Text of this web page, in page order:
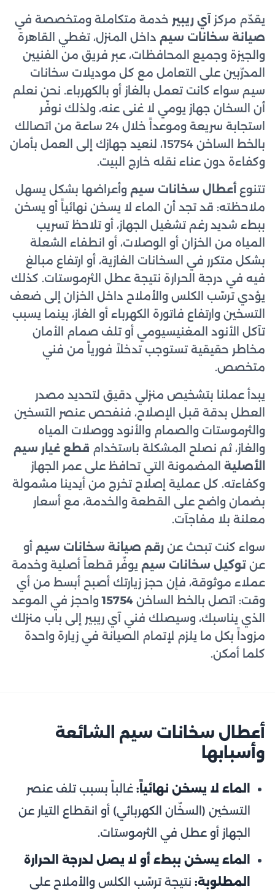
يقدّم مركز آي ريبير خدمة متكاملة ومتخصصة في
صيانة سخانات سيم داخل المنزل، تغطي القاهرة
والجيزة وجميع المحافظات، عبر فريق من الفنيين
المدرّبين على التعامل مع كل موديلات سخانات
سيم سواء كانت تعمل بالغاز أو بالكهرباء. نحن نعلم
أن السخان جهاز يومي لا غنى عنه، ولذلك نوفّر
استجابة سريعة وموعداً خلال 24 ساعة من اتصالك
بالخط الساخن 15754، لنعيد جهازك إلى العمل بأمان
وكفاءة دون عناء نقله خارج البيت.
تتنوع أعطال سخانات سيم وأعراضها بشكل يسهل
ملاحظته: قد تجد أن الماء لا يسخن نهائياً أو يسخن
ببطء شديد رغم تشغيل الجهاز، أو تلاحظ تسريب
المياه من الخزان أو الوصلات، أو انطفاء الشعلة
بشكل متكرر في السخانات الغازية، أو ارتفاع مبالغ
فيه في درجة الحرارة نتيجة عطل الثرموستات. كذلك
يؤدي ترسّب الكلس والأملاح داخل الخزان إلى ضعف
التسخين وارتفاع فاتورة الكهرباء أو الغاز، بينما يسبب
تآكل الأنود المغنيسيومي أو تلف صمام الأمان
مخاطر حقيقية تستوجب تدخلاً فورياً من فني
متخصص.
يبدأ عملنا بتشخيص منزلي دقيق لتحديد مصدر
العطل بدقة قبل الإصلاح، فنفحص عنصر التسخين
والثرموستات والصمام والأنود ووصلات المياه
والغاز، ثم نصلح المشكلة باستخدام قطع غيار سيم
الأصلية المضمونة التي تحافظ على عمر الجهاز
وكفاءته. كل عملية إصلاح تخرج من أيدينا مشمولة
بضمان واضح على القطعة والخدمة، مع أسعار
معلنة بلا مفاجآت.
سواء كنت تبحث عن رقم صيانة سخانات سيم أو
عن توكيل سخانات سيم يوفّر قطعاً أصلية وخدمة
عملاء موثوقة، فإن حجز زيارتك أصبح أبسط من أي
وقت: اتصل بالخط الساخن 15754واحجز في الموعد
الذي يناسبك، وسيصلك فني آي ريبير إلى باب منزلك
مزوداً بكل ما يلزم لإتمام الصيانة في زيارة واحدة
كلما أمكن.
أعطال سخانات سيم الشائعة
وأسبابها
الماء لا يسخن نهائياً: غالباً بسبب تلف عنصر
التسخين (السخّان الكهربائي) أو انقطاع التيار عن
الجهاز أو عطل في الثرموستات.
الماء يسخن ببطء أو لا يصل لدرجة الحرارة
المطلوبة: نتيجة ترسّب الكلس والأملاح على